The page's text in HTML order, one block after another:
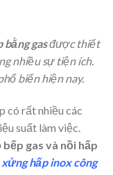
bằng gasđược thiết
nhiều sự tiện ích.
biến hiện nay.
có rất nhiều các
suất làm việc.
bếp gas và nồi hấp
hấp inox công